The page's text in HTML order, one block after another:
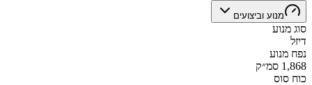
מנוע וביצועים
סוג מנוע
דיזל
נפח מנוע
1,868 סמ״ק
כוח סוס